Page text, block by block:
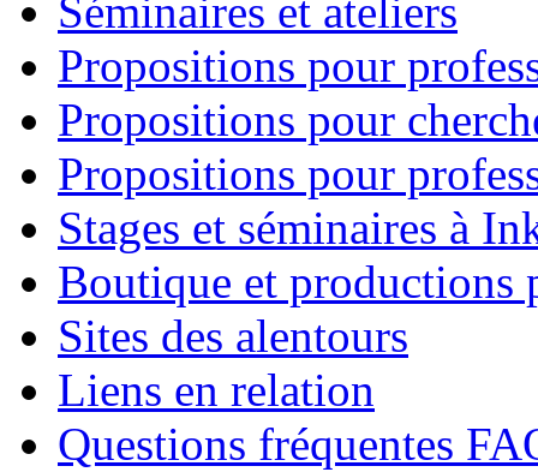
Séminaires et ateliers
Propositions pour
Propositions pour
Propositions pour
Stages et séminaires à
Boutique et productions
Sites des alentours
Liens en relation
Questions fréquentes